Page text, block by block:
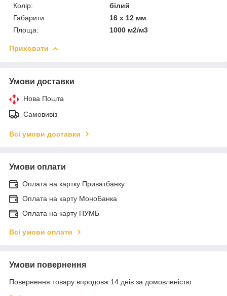
Колір:
білий
Габарити
16 х 12 мм
Площа:
1000 м2/м3
Приховати
Умови доставки
Нова Пошта
Самовивіз
Всі умови доставки
Умови оплати
Оплата на картку Приватбанку
Оплата на карту МоноБанка
Оплата на карту ПУМБ
Всі умови оплати
Умови повернення
Повернення товару впродовж 14 днів за домовленістю